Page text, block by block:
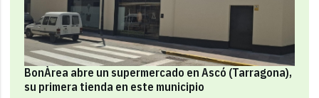
BonÀrea abre un supermercado en Ascó (Tarragona),
su primera tienda en este municipio